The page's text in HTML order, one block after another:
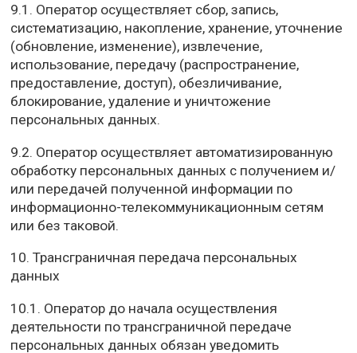
9.1. Оператор осуществляет сбор, запись,
систематизацию, накопление, хранение, уточнение
(обновление, изменение), извлечение,
использование, передачу (распространение,
предоставление, доступ), обезличивание,
блокирование, удаление и уничтожение
персональных данных.
9.2. Оператор осуществляет автоматизированную
обработку персональных данных с получением и/
или передачей полученной информации по
информационно-телекоммуникационным сетям
или без таковой.
10. Трансграничная передача персональных
данных
10.1. Оператор до начала осуществления
деятельности по трансграничной передаче
персональных данных обязан уведомить